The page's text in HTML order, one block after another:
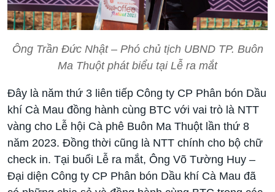
Ông Trần Đức Nhật – Phó chủ tịch UBND TP. Buôn
Ma Thuột phát biểu tại Lễ ra mắt
Đây là năm thứ 3 liên tiếp Công ty CP Phân bón Dầu
khí Cà Mau đồng hành cùng BTC với vai trò là NTT
vàng cho Lễ hội Cà phê Buôn Ma Thuột lần thứ 8
năm 2023. Đồng thời cũng là NTT chính cho bộ chữ
check in. Tại buổi Lễ ra mắt, Ông Võ Tường Huy –
Đại diện Công ty CP Phân bón Dầu khí Cà Mau đã